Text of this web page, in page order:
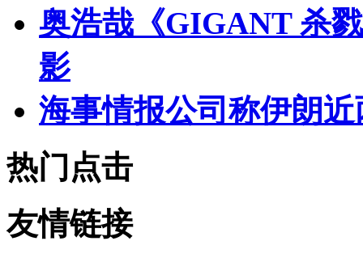
奥浩哉《GIGANT 杀
影
海事情报公司称伊朗
热门点击
友情链接